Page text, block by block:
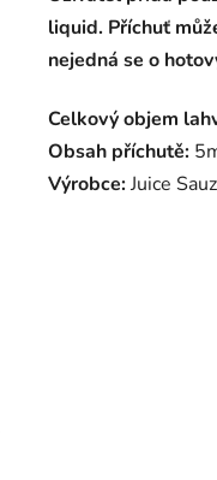
liquid. Příchuť
nejedná se o
Celkový objem
Obsah příchutě:
Výrobce:Juice